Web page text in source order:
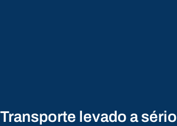
Transporte levado a sério